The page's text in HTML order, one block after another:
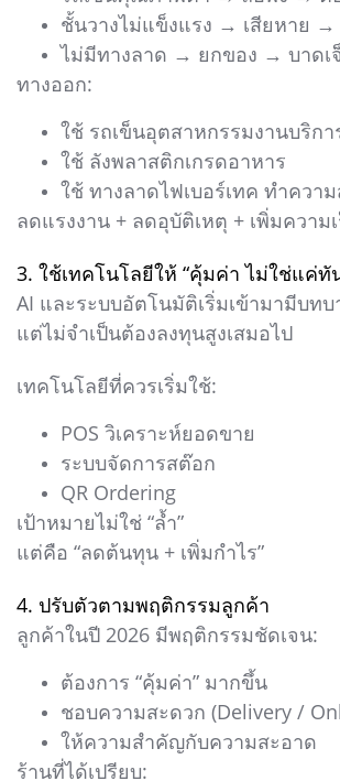
ชั้นวางไม่แข็งแรง → เสียหาย →
ไม่มีทางลาด → ยกของ → บาดเ
ทางออก:
ใช้ รถเข็นอุตสาหกรรมงานบริกา
ใช้ ลังพลาสติกเกรดอาหาร
ใช้ ทางลาดไฟเบอร์เทค ทำควา
ลดแรงงาน + ลดอุบัติเหตุ + เพิ่มความ
3. ใช้เทคโนโลยีให้ “คุ้มค่า ไม่ใช่แค่ทั
AI และระบบอัตโนมัติเริ่มเข้ามามีบทบ
แต่ไม่จำเป็นต้องลงทุนสูงเสมอไป
เทคโนโลยีที่ควรเริ่มใช้:
POS วิเคราะห์ยอดขาย
ระบบจัดการสต๊อก
QR Ordering
เป้าหมายไม่ใช่ “ล้ำ”
แต่คือ “ลดต้นทุน + เพิ่มกำไร”
4. ปรับตัวตามพฤติกรรมลูกค้า
ลูกค้าในปี 2026 มีพฤติกรรมชัดเจน:
ต้องการ “คุ้มค่า” มากขึ้น
ชอบความสะดวก (Delivery /
ให้ความสำคัญกับความสะอาด
ร้านที่ได้เปรียบ: